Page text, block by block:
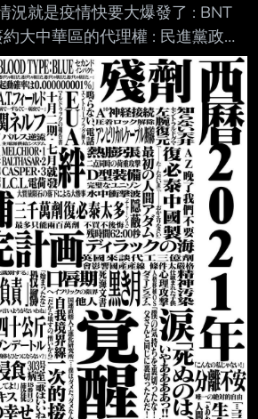
況就是疫情快要大爆發了 : BNT
大中華區的代理權 : 民進黨政府
東西 : 硬要跟BNT原廠採購 : 但
把代理權賣給復星 : 他們也不能
賣給台灣 : 郭董跟台積電還有慈
由民間採購 : 民間採購才會有掮
: 所以民進黨為什麼不要跟上海復
接由政府出面採購不就好了？ : -
刻意為國產疫苗保留市場份額，
速度太慢 陳時中又沉醉於小島
傲自滿 遲未積極處